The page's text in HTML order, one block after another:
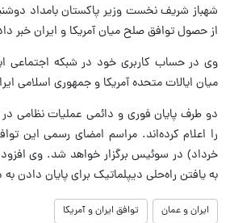
شهباز شریف نخست‌ وزیر پاکستان بامداد
از حصول توافق صلح میان آمریکا و ایران خبر
وی در حساب کاربری خود در شبکه
میان ایالات متحده آمریکا و جمهوری اسلامی
دو طرف پایان فوری و دائمی عملیات نظامی در
خرداد) در سوئیس برگزار خواهد شد. وی افزود:
به یافتن راه‌حلی دیپلماتیک برای پایان دادن
ایران و عمان توافق ایران و آمریکا